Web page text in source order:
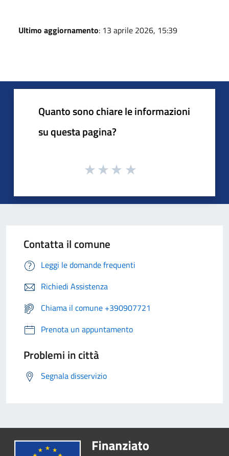
Ultimo aggiornamento: 13 aprile 2026, 15:39
Quanto sono chiare le informazioni
su questa pagina?
Contatta il comune
Leggi le domande frequenti
Richiedi Assistenza
Chiama il comune +390907721
Prenota un appuntamento
Problemi in città
Segnala disservizio